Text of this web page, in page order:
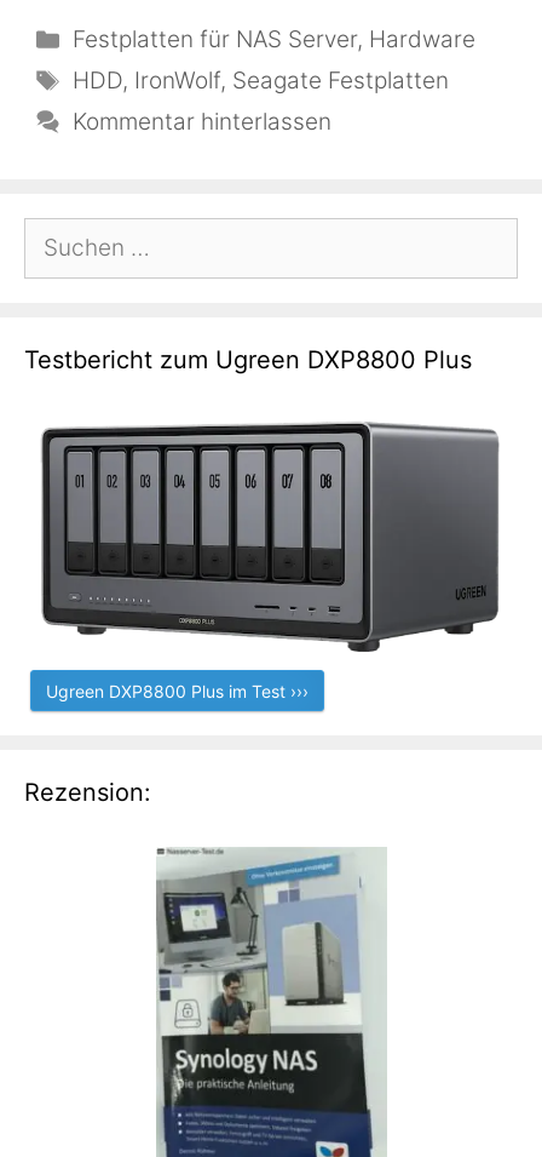
Kategorien
Festplatten für NAS Server, Hardware
Schlagwörter
HDD, IronWolf, Seagate Festplatten
Kommentar hinterlassen
Suchen
nach:
Testbericht zum Ugreen DXP8800 Plus
Ugreen DXP8800 Plus im Test ›››
Rezension: